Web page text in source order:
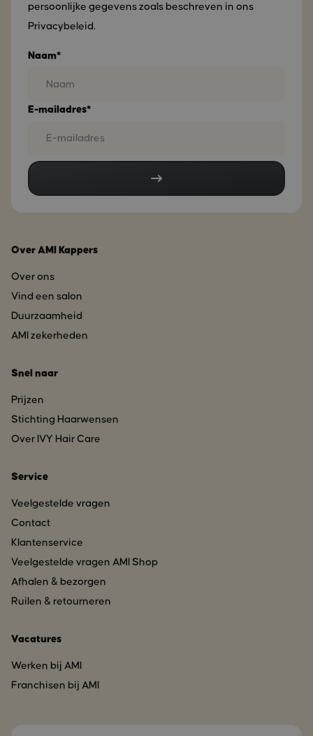
persoonlijke gegevens zoals beschreven in ons
Privacybeleid.
Naam*
E-mailadres*
Over AMI Kappers
Over ons
Vind een salon
Duurzaamheid
AMI zekerheden
Snel naar
Prijzen
Stichting Haarwensen
Over IVY Hair Care
Service
Veelgestelde vragen
Contact
Klantenservice
Veelgestelde vragen AMI Shop
Afhalen & bezorgen
Ruilen & retourneren
Vacatures
Werken bij AMI
Franchisen bij AMI